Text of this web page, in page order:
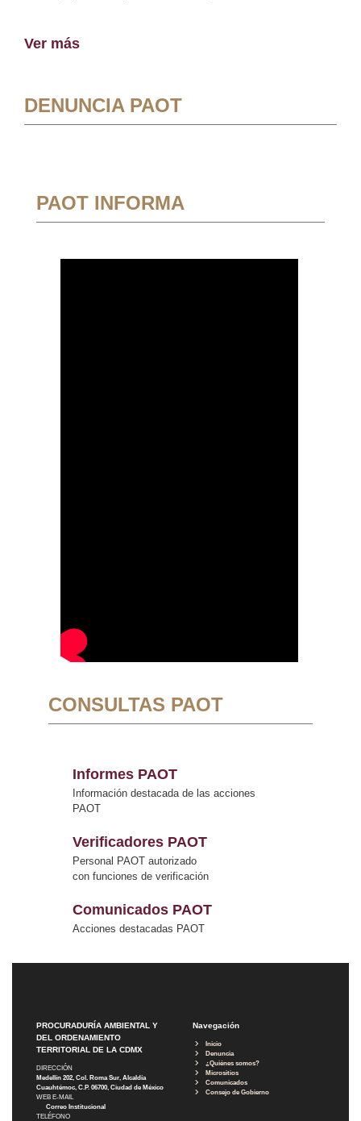
Ver más
DENUNCIA PAOT
PAOT INFORMA
CONSULTAS PAOT
Informes PAOT
Información destacada de las acciones
PAOT
Verificadores PAOT
Personal PAOT autorizado
con funciones de verificación
Comunicados PAOT
Acciones destacadas PAOT
PROCURADURÍA AMBIENTAL Y
DEL ORDENAMIENTO
TERRITORIAL DE LA CDMX
DIRECCIÓN
Medellín 202, Col. Roma Sur, Alcaldía
Cuauhtémoc, C.P. 06700, Ciudad de México
WEB E-MAIL
Correo Institucional
TELÉFONO
Navegación
Inicio
Denuncia
¿Quiénes somos?
Micrositios
Comunicados
Consejo de Gobierno